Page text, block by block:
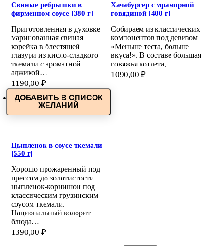
Свиные ребрышки в
фирменном соусе [380 г]
Приготовленная в духовке
маринованная свиная
корейка в блестящей
глазури из кисло-сладкого
ткемали с ароматной
аджикой…
1190,00 ₽
Хачабургер с мраморной
говядиной [400 г]
Собираем из классических
компонентов под девизом
«Меньше теста, больше
вкуса!». В составе большая
говяжья котлета,…
1090,00 ₽
ДОБАВИТЬ В СПИСОК
ЖЕЛАНИЙ
Цыпленок в соусе ткемали
[550 г]
Хорошо прожаренный под
прессом до золотистости
цыпленок-корнишон под
классическим грузинским
соусом ткемали.
Национальный колорит
блюда…
1390,00 ₽